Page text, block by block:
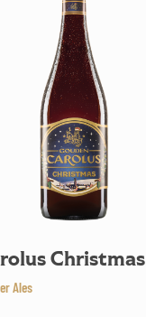
Christmas
Ales